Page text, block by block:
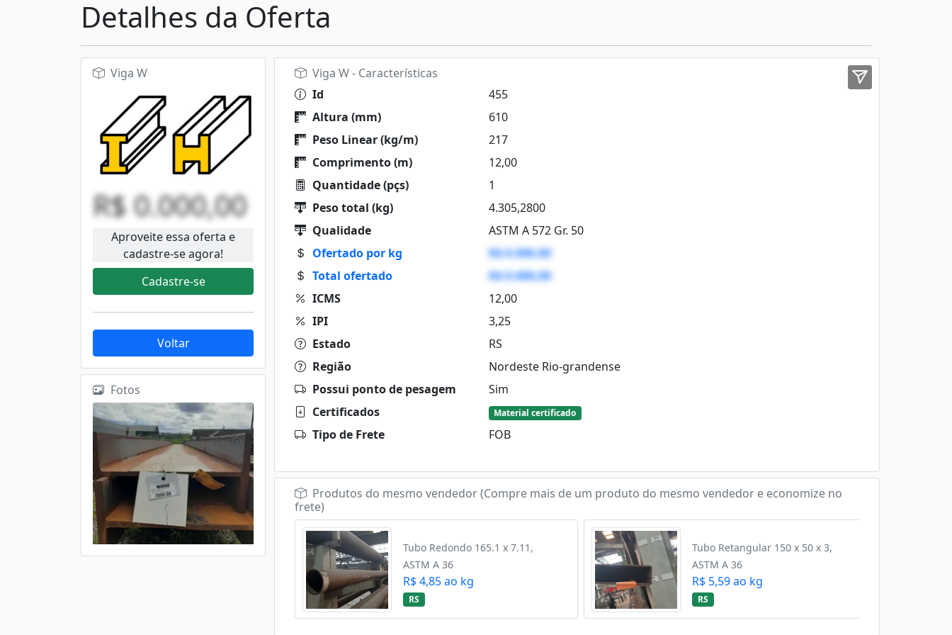
Detalhes da Oferta
Viga W
R$ 0.000,00
Aproveite essa oferta e
cadastre-se agora!
Cadastre-se
Voltar
Fotos
Viga W - Características
Id
455
Altura (mm)
610
Peso Linear (kg/m)
217
Comprimento (m)
12,00
Quantidade (pçs)
1
Peso total (kg)
4.305,2800
Qualidade
ASTM A 572 Gr. 50
Ofertado por kg
R$ 0.000,00
Total ofertado
R$ 0.000,00
ICMS
12,00
IPI
3,25
Estado
RS
Região
Nordeste Rio-grandense
Possui ponto de pesagem
Sim
Certificados
Material certificado
Tipo de Frete FOB
Produtos do mesmo vendedor (Compre mais de um produto do mesmo vendedor e economize no
frete)
Tubo Redondo 165.1 x 7.11,
ASTM A 36
R$ 4,85 ao kg
RS
Tubo Retangular 150 x 50 x 3,
ASTM A 36
R$ 5,59 ao kg
RS